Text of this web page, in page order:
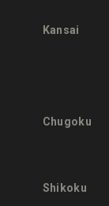
Kansai
Chugoku
Shikoku